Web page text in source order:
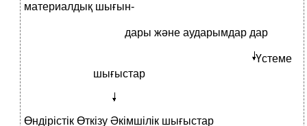
материалдық шығын-
дары және аударымдар дар
Үстеме
шығыстар
Өндірістік Өткізу Әкімшілік шығыстар